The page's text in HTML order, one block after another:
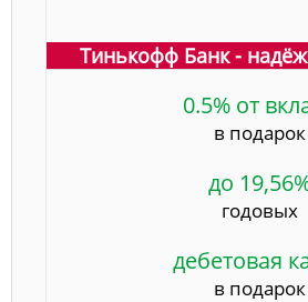
Тинькофф Банк -
0.5% от
в подарок
до
годовых
дебетовая
в подарок